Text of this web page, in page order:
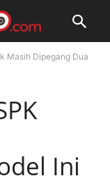
Masih Dipegang Dua
Ini